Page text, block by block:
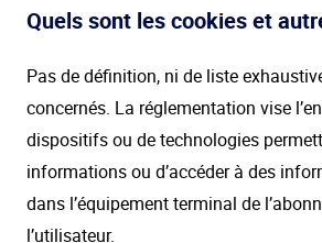
Quels sont les cookies et
Pas de définition, ni de liste
concernés. La réglementation vise
dispositifs ou de technologies
informations ou d’accéder à des
dans l’équipement terminal de
l’utilisateur.